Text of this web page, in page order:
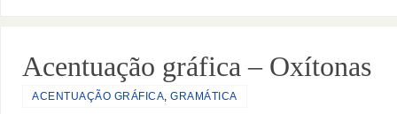
Acentuação gráfica – Oxítonas
ACENTUAÇÃO GRÁFICA,GRAMÁTICA